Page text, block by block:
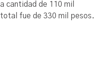
cantidad de 110 mil
fue de 330 mil pesos.